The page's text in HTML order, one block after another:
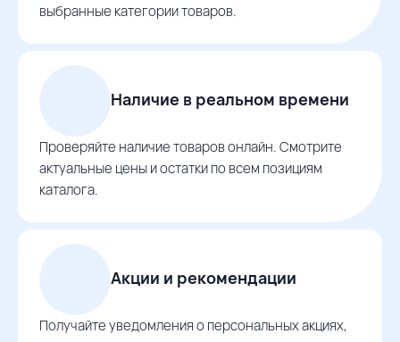
выбранные категории товаров.
Наличие в реальном времени
Проверяйте наличие товаров онлайн. Смотрите
актуальные цены и остатки по всем позициям
каталога.
Акции и рекомендации
Получайте уведомления о персональных акциях,